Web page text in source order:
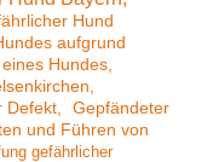
Hund
aufgrund
Hundes
Defekt
Gepfändeter
und Führen von
gefährlicher